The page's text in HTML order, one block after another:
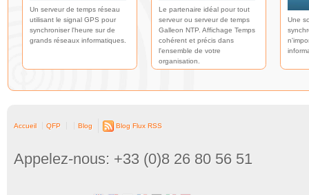
Un serveur de temps réseau
utilisant le signal GPS pour
synchroniser l'heure sur de
grands réseaux informatiques.
Le partenaire idéal pour tout
serveur ou serveur de temps
Galleon NTP. Affichage Temps
cohérent et précis dans
l'ensemble de votre
organisation.
Une
Accueil QFP Blog Blog Flux RSS
Appelez-nous: +33 (0)8 26 80 56 51